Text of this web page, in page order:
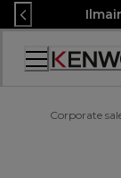
Skip
to
Content
Corporate